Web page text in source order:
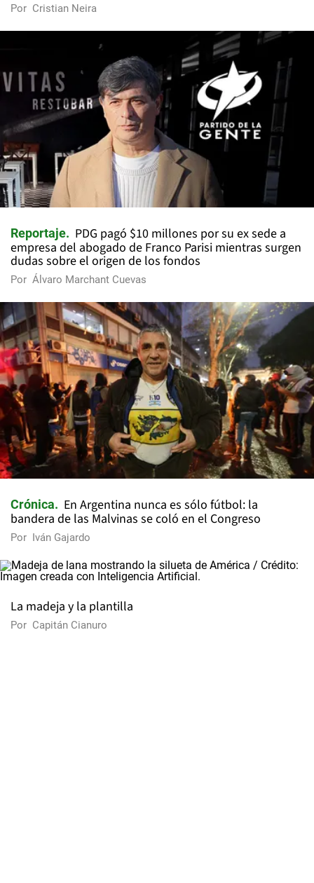
Por Cristian Neira
Reportaje
PDG pagó $10 millones por su ex sede a
empresa del abogado de Franco Parisi mientras surgen
dudas sobre el origen de los fondos
Por Álvaro Marchant Cuevas
Crónica
En Argentina nunca es sólo fútbol: la
bandera de las Malvinas se coló en el Congreso
Por Iván Gajardo
La madeja y la plantilla
Por Capitán Cianuro